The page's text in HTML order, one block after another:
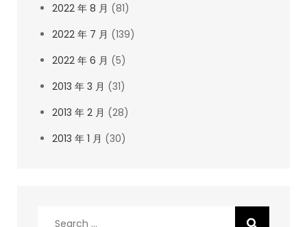
2022 年 8 月 (81)
2022 年 7 月 (139)
2022 年 6 月 (5)
2013 年 3 月 (31)
2013 年 2 月 (28)
2013 年 1 月 (30)